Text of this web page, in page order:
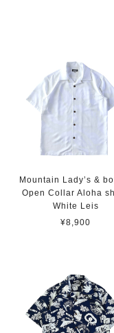
Mountain Lady’s &
Open Collar Aloha
White Leis
¥8,900